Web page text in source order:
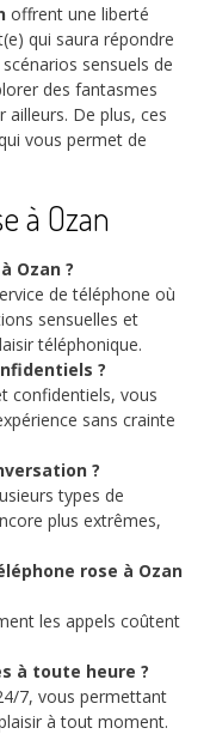
offrent une liberté
qui saura répondre
sensuels de
des fantasmes
ailleurs. De plus, ces
vous permet de
à Ozan
Ozan ?
de téléphone où
sensuelles et
téléphonique.
?
confidentiels, vous
sans crainte
?
types de
plus extrêmes,
rose à Ozan
les appels coûtent
à toute heure ?
7, vous permettant
à tout moment.